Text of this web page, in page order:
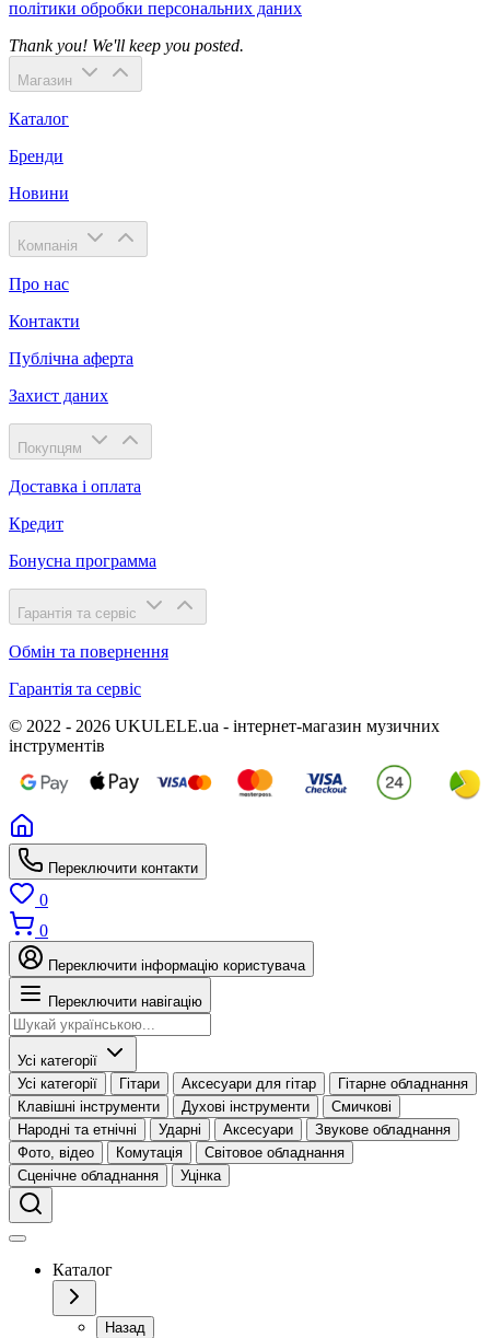
політики обробки персональних даних
Thank you! We'll keep you posted.
Магазин
Каталог
Бренди
Новини
Компанія
Про нас
Контакти
Публічна аферта
Захист даних
Покупцям
Доставка і оплата
Кредит
Бонусна программа
Гарантія та сервіс
Обмін та повернення
Гарантія та сервіс
© 2022 - 2026 UKULELE.ua - інтернет-магазин музичних
інструментів
Переключити контакти
0
0
Переключити інформацію користувача
Переключити навігацію
Усі категорії
Усі категорії
Гітари Аксесуари для гітар
Гітарне обладнання
Клавішні інструменти
Духові інструменти
Смичкові
Народні та етнічні
Ударні Аксесуари
Звукове обладнання
Фото, відео
Комутація
Світовое обладнання
Сценічне обладнання
Уцінка
Каталог
Назад